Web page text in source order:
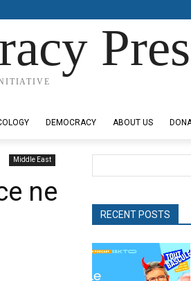
DEMOCRACY ABOUT US
Middle East
ne
RECENT POSTS